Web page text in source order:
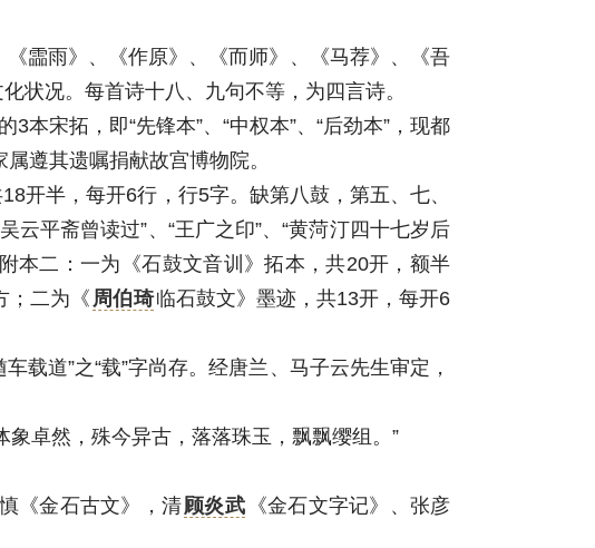
霝雨》、《作原》、《而师》、《马荐》、《吾
状况。每首诗十八、九句不等，为四言诗。
宋拓，即“先锋本”、“中权本”、“后劲本”，现都
遵其遗嘱捐献故宫博物院。
半，每开6行，行5字。缺第八鼓，第五、七、
云平斋曾读过”、“王广之印”、“黄菏汀四十七岁后
本二：一为《石鼓文音训》拓本，共20开，额半
；二为《 周伯琦临石鼓文》墨迹，共13开，每开6
载道”之“载”字尚存。经唐兰、马子云先生审定，
卓然，殊今异古，落落珠玉，飘飘缨组。”
《金石古文》，清顾炎武 《金石文字记》、张彦